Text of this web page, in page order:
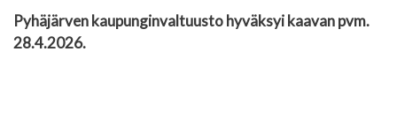
Pyhäjärven kaupunginvaltuusto hyväksyi kaavan pvm.
28.4.2026.